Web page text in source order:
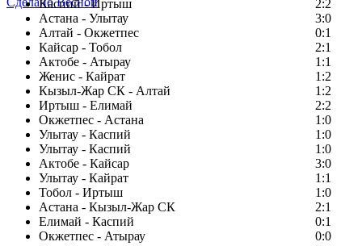
Каспий - Иртыш
2:2
Астана - Улытау
3:0
Алтай - Окжетпес
0:1
Кайсар - Тобол
2:1
Актобе - Атырау
1:1
Женис - Кайрат
1:2
Кызыл-Жар СК - Алтай
1:2
Иртыш - Елимай
2:2
Окжетпес - Астана
1:0
Улытау - Каспий
1:0
Улытау - Каспий
1:0
Актобе - Кайсар
3:0
Улытау - Кайрат
1:1
Тобол - Иртыш
1:0
Астана - Кызыл-Жар СК
2:1
Елимай - Каспий
0:1
Окжетпес - Атырау
0:0